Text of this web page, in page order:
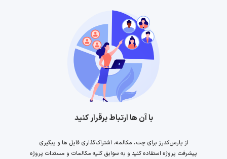
با آن ها ارتباط برقرار کنید
از پارس‌کدرز برای چت، مکالمه، اشتراک‌گذاری فایل ها و پیگیری
پیشرفت پروژه استفاده کنید و به سوابق کلیه مکالمات و مستدات پروژه